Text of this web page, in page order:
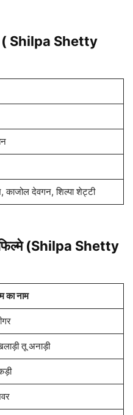
( Shilpa Shetty
देवगन, शिल्पा शेट्टी
फिल्मे (Shilpa Shetty
का नाम
तू अनाड़ी